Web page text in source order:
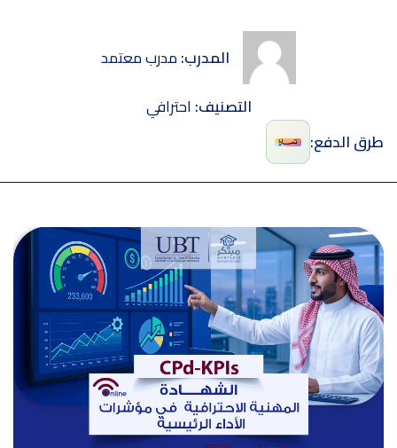
المدرب:مدرب معتمد
التصنيف: احترافي
طرق الدفع: